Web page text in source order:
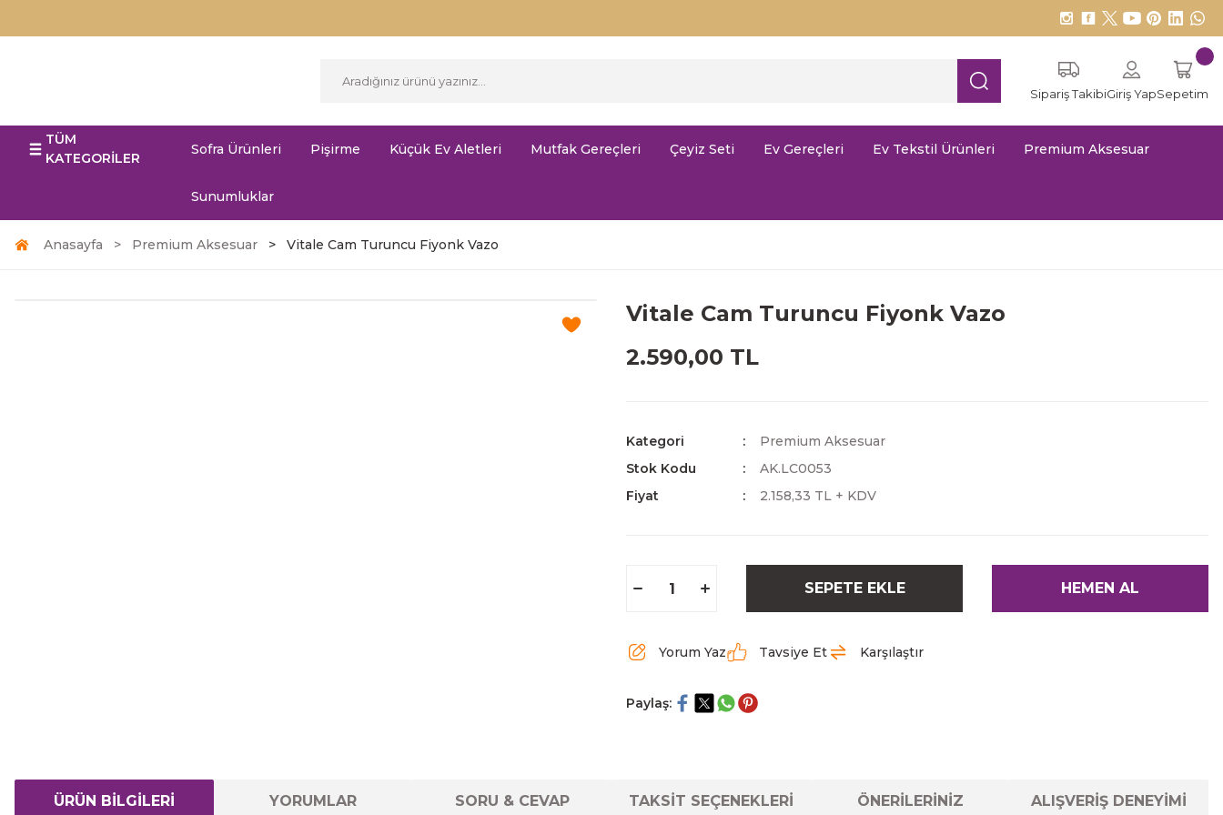
Sipariş TakibiGiriş YapSepetim
TÜM
KATEGORİLER
Sofra Ürünleri Pişirme Küçük Ev Aletleri Mutfak Gereçleri Çeyiz Seti Ev Gereçleri Ev Tekstil Ürünleri Premium Aksesuar
Sunumluklar
Anasayfa Premium Aksesuar Vitale Cam Turuncu Fiyonk Vazo
Vitale Cam Turuncu Fiyonk Vazo
2.590,00 TL
Kategori
Premium Aksesuar
Stok Kodu
AK.LC0053
Fiyat
2.158,33 TL + KDV
SEPETE EKLE HEMEN AL
Yorum Yaz Tavsiye Et Karşılaştır
Paylaş:
ÜRÜN BİLGİLERİ YORUMLAR SORU & CEVAP TAKSİT SEÇENEKLERİ ÖNERİLERİNİZ ALIŞVERİŞ DENEYİMİ